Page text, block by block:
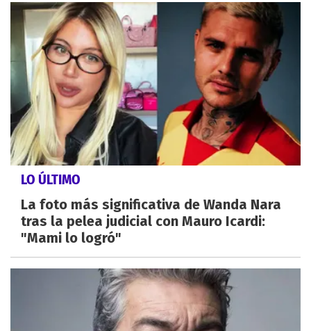
LO ÚLTIMO
La foto más significativa de Wanda Nara
tras la pelea judicial con Mauro Icardi:
"Mami lo logró"